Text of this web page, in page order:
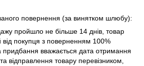
повернення (за винятком шлюбу):
пройшло не більше 14 днів, товар
покупця з поверненням 100%
придбання вважається дата отримання
відправлення товару перевізником,